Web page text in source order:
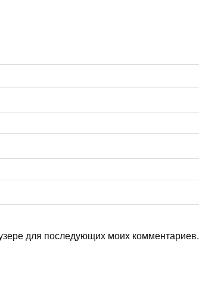
для последующих моих комментариев.